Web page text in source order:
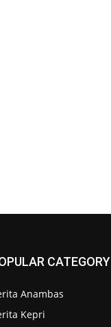
CATEGORY
Anambas
Kepri